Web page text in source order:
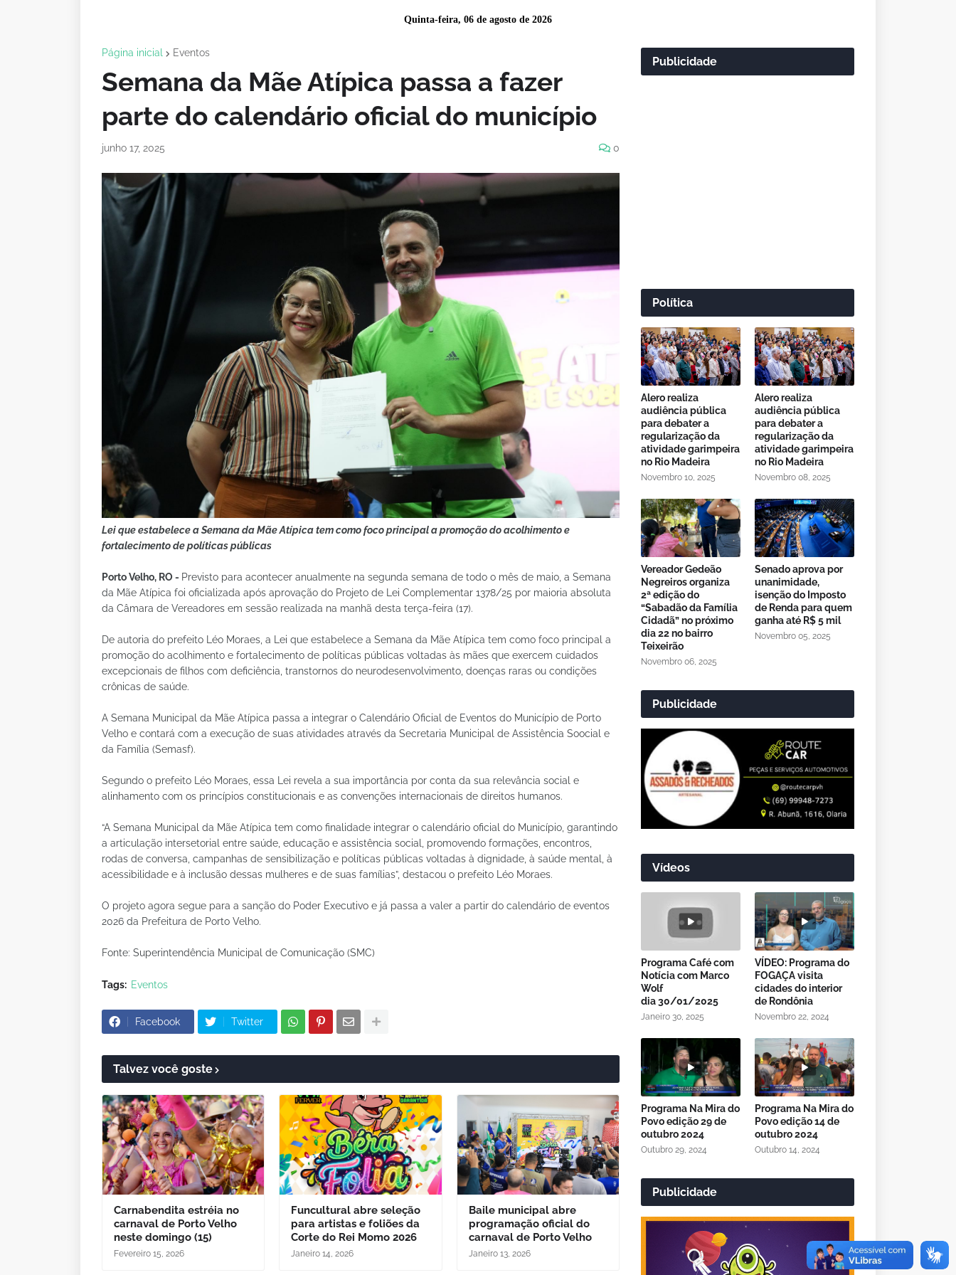
Quinta-feira, 06 de agosto de 2026
Página inicial Eventos
Semana da Mãe Atípica passa a fazer
parte do calendário oficial do município
junho 17, 2025 0
Lei que estabelece a Semana da Mãe Atípica tem como foco principal a promoção do acolhimento e
fortalecimento de políticas públicas
Porto Velho, RO - Previsto para acontecer anualmente na segunda semana de todo o mês de maio, a Semana
da Mãe Atípica foi oficializada após aprovação do Projeto de Lei Complementar 1378/25 por maioria absoluta
da Câmara de Vereadores em sessão realizada na manhã desta terça-feira (17).
De autoria do prefeito Léo Moraes, a Lei que estabelece a Semana da Mãe Atípica tem como foco principal a
promoção do acolhimento e fortalecimento de políticas públicas voltadas às mães que exercem cuidados
excepcionais de filhos com deficiência, transtornos do neurodesenvolvimento, doenças raras ou condições
crônicas de saúde.
A Semana Municipal da Mãe Atípica passa a integrar o Calendário Oficial de Eventos do Município de Porto
Velho e contará com a execução de suas atividades através da Secretaria Municipal de Assistência Soocial e
da Família (Semasf).
Segundo o prefeito Léo Moraes, essa Lei revela a sua importância por conta da sua relevância social e
alinhamento com os princípios constitucionais e as convenções internacionais de direitos humanos.
“A Semana Municipal da Mãe Atípica tem como finalidade integrar o calendário oficial do Município, garantindo
a articulação intersetorial entre saúde, educação e assistência social, promovendo formações, encontros,
rodas de conversa, campanhas de sensibilização e políticas públicas voltadas à dignidade, à saúde mental, à
acessibilidade e à inclusão dessas mulheres e de suas famílias”, destacou o prefeito Léo Moraes.
O projeto agora segue para a sanção do Poder Executivo e já passa a valer a partir do calendário de eventos
2026 da Prefeitura de Porto Velho.
Fonte: Superintendência Municipal de Comunicação (SMC)
Tags: Eventos
Facebook Twitter
Talvez você goste
Carnabendita estréia no
carnaval de Porto Velho
neste domingo (15)
Fevereiro 15, 2026
Funcultural abre seleção
para artistas e foliões da
Corte do Rei Momo 2026
Janeiro 14, 2026
Baile municipal abre
programação oficial do
carnaval de Porto Velho
Janeiro 13, 2026
Publicidade
Política
Alero realiza
audiência pública
para debater a
regularização da
atividade garimpeira
no Rio Madeira
Novembro 10, 2025
Alero realiza
audiência pública
para debater a
regularização da
atividade garimpeira
no Rio Madeira
Novembro 08, 2025
Vereador Gedeão
Negreiros organiza
2ª edição do
“Sabadão da Família
Cidadã” no próximo
dia 22 no bairro
Teixeirão
Novembro 06, 2025
Senado aprova por
unanimidade,
isenção do Imposto
de Renda para quem
ganha até R$ 5 mil
Novembro 05, 2025
Publicidade
Vídeos
Programa Café com
Notícia com Marco
Wolf
dia 30/01/2025
Janeiro 30, 2025
VÍDEO: Programa do
FOGAÇA visita
cidades do interior
de Rondônia
Novembro 22, 2024
Programa Na Mira do
Povo edição 29 de
outubro 2024
Outubro 29, 2024
Programa Na Mira do
Povo edição 14 de
outubro 2024
Outubro 14, 2024
Publicidade